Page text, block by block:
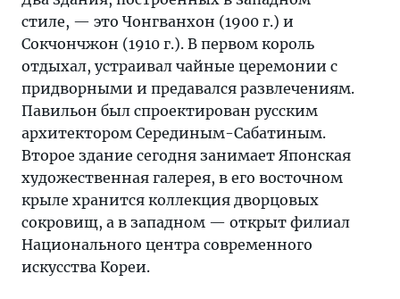
стиле, — это Чонгванхон (1900 г.) и
Сокчончжон (1910 г.). В первом король
отдыхал, устраивал чайные церемонии с
придворными и предавался развлечениям.
Павильон был спроектирован русским
архитектором Серединым-Сабатиным.
Второе здание сегодня занимает Японская
художественная галерея, в его восточном
крыле хранится коллекция дворцовых
сокровищ, а в западном — открыт филиал
Национального центра современного
искусства Кореи.